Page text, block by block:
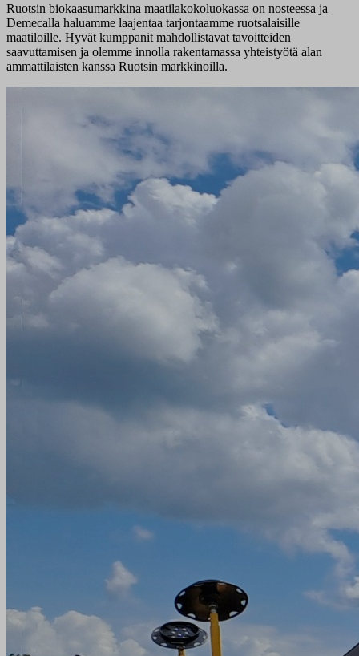
Ruotsin biokaasumarkkina maatilakokoluokassa on nosteessa ja
Demecalla haluamme laajentaa tarjontaamme ruotsalaisille
maatiloille. Hyvät kumppanit mahdollistavat tavoitteiden
saavuttamisen ja olemme innolla rakentamassa yhteistyötä alan
ammattilaisten kanssa Ruotsin markkinoilla.